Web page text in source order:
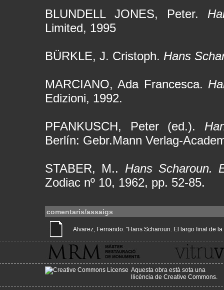
BLUNDELL JONES, Peter.
Limited, 1995
BÜRKLE, J. Cristoph. Hans
MARCIANO, Ada Francesca.
Edizioni, 1992.
PFANKUSCH, Peter (ed.).
Berlín: Gebr.Mann Verlag-
STABER, M.. Hans Scharoun.
Zodiac nº 10, 1962, pp. 52-85.
comentaris/assaigs
Alvarez, Fernando. "Hans Scharoun. El largo final de
Aquesta obra està sota una
llicència de Creative Commons.